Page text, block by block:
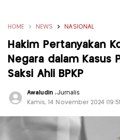
HOME NEWS NASIONAL
Hakim Pertanyakan
Negara dalam Kasus
Saksi Ahli BPKP
Awaludin,Jurnalis
Kamis, 14 November 2024